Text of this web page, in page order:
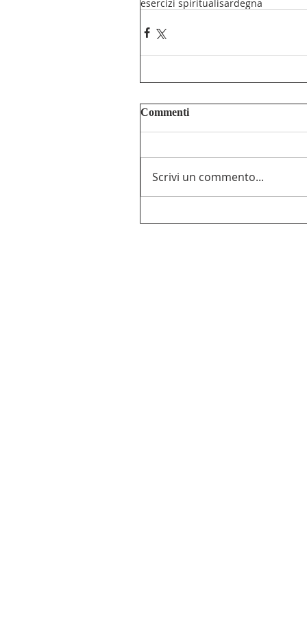
esercizi spiritualisardegna
Commenti
Scrivi un commento...